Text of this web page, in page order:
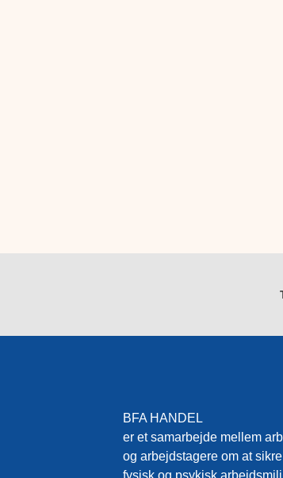
BFA HANDEL
er et samarbejde mellem
og arbejdstagere om at
fysisk og psykisk